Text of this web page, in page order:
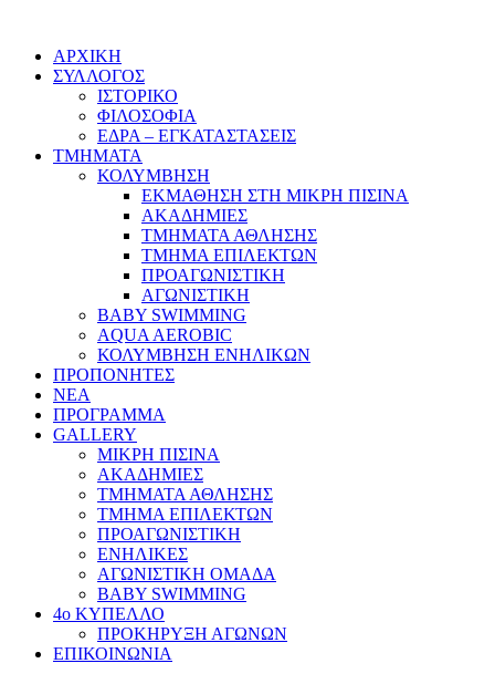
ΑΡΧΙΚΗ
ΣΥΛΛΟΓΟΣ
ΙΣΤΟΡΙΚΟ
ΦΙΛΟΣΟΦΙΑ
ΕΔΡΑ – ΕΓΚΑΤΑΣΤΑΣΕΙΣ
ΤΜΗΜΑΤΑ
ΚΟΛΥΜΒΗΣΗ
ΕΚΜΑΘΗΣΗ ΣΤΗ ΜΙΚΡΗ ΠΙΣΙΝΑ
ΑΚΑΔΗΜΙΕΣ
ΤΜΗΜΑΤΑ ΑΘΛΗΣΗΣ
ΤΜΗΜΑ ΕΠΙΛΕΚΤΩΝ
ΠΡΟΑΓΩΝΙΣΤΙΚΗ
ΑΓΩΝΙΣΤΙΚΗ
BABY SWIMMING
AQUA AEROBIC
ΚΟΛΥΜΒΗΣΗ ΕΝΗΛΙΚΩΝ
ΠΡΟΠΟΝΗΤΕΣ
ΝΕΑ
ΠΡΟΓΡΑΜΜΑ
GALLERY
ΜΙΚΡΗ ΠΙΣΙΝΑ
ΑΚΑΔΗΜΙΕΣ
ΤΜΗΜΑΤΑ ΑΘΛΗΣΗΣ
ΤΜΗΜΑ ΕΠΙΛΕΚΤΩΝ
ΠΡΟΑΓΩΝΙΣΤΙΚΗ
ΕΝΗΛΙΚΕΣ
ΑΓΩΝΙΣΤΙΚΗ ΟΜΑΔΑ
BABY SWIMMING
4ο ΚΥΠΕΛΛΟ
ΠΡΟΚΗΡΥΞΗ ΑΓΩΝΩΝ
ΕΠΙΚΟΙΝΩΝΙΑ